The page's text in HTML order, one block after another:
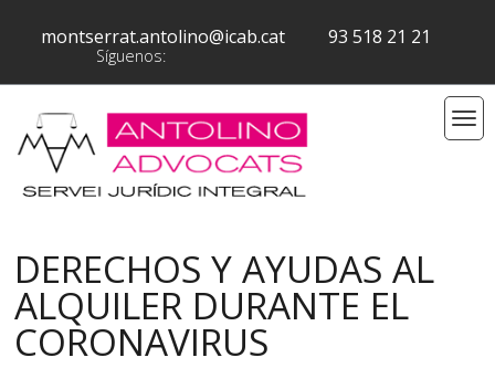
montserrat.antolino@icab.cat 93 518 21 21
Síguenos:
DERECHOS Y AYUDAS AL
ALQUILER DURANTE EL
CORONAVIRUS